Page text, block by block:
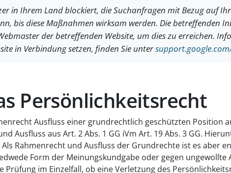
in Ihrem Land blockiert, die Suchanfragen mit Bezug auf
bis diese Maßnahmen wirksam werden. Die betreffenden
der betreffenden Website, um dies zu erreichen.
in Verbindung setzen, finden Sie unter
Persönlichkeitsrecht
Ausfluss einer grundrechtlich geschützten Position
Ausfluss aus Art. 2 Abs. 1 GG iVm Art. 19 Abs. 3 GG.
Rahmenrecht und Ausfluss der Grundrechte ist es aber
Form der Meinungskundgabe oder gegen ungewollte
im Einzelfall, ob eine Verletzung des